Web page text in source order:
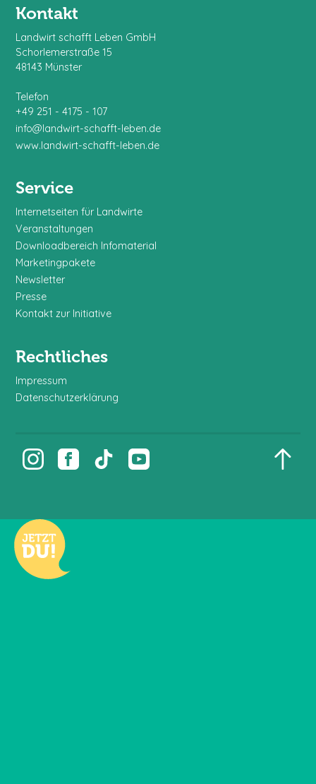
Kontakt
Landwirt schafft Leben GmbH
Schorlemerstraße 15
48143 Münster
Telefon
+49 251 - 4175 - 107
info@landwirt-schafft-leben.de
www.landwirt-schafft-leben.de
Service
Internetseiten für Landwirte
Veranstaltungen
Downloadbereich Infomaterial
Marketingpakete
Newsletter
Presse
Kontakt zur Initiative
Rechtliches
Impressum
Datenschutzerklärung